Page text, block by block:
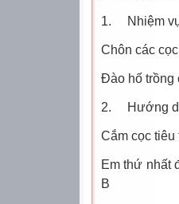
1.
Nhiệm
Chôn các
Đào hố trồng
2.
Hướng
Cắm cọc tiêu
Em thứ nhất
B